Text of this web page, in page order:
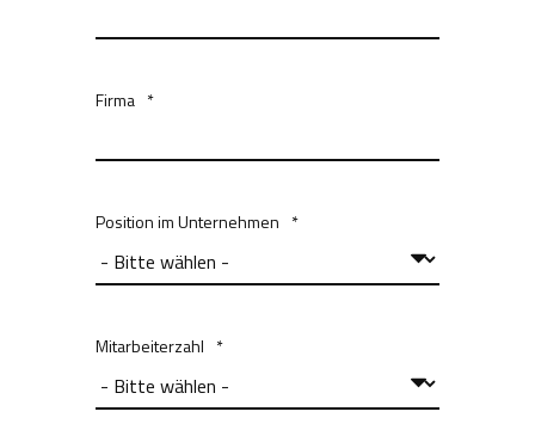
Firma *
Position im Unternehmen *
Mitarbeiterzahl *